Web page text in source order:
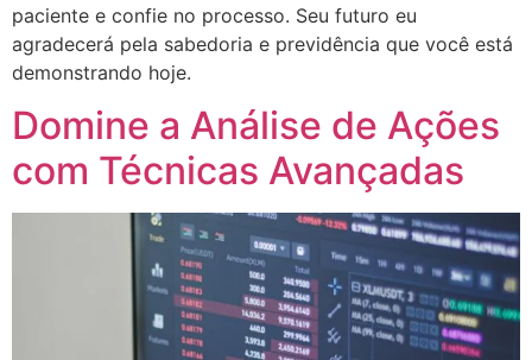
paciente e confie no processo. Seu futuro eu
agradecerá pela sabedoria e previdência que você está
demonstrando hoje.
Domine a Análise de Ações
com Técnicas Avançadas